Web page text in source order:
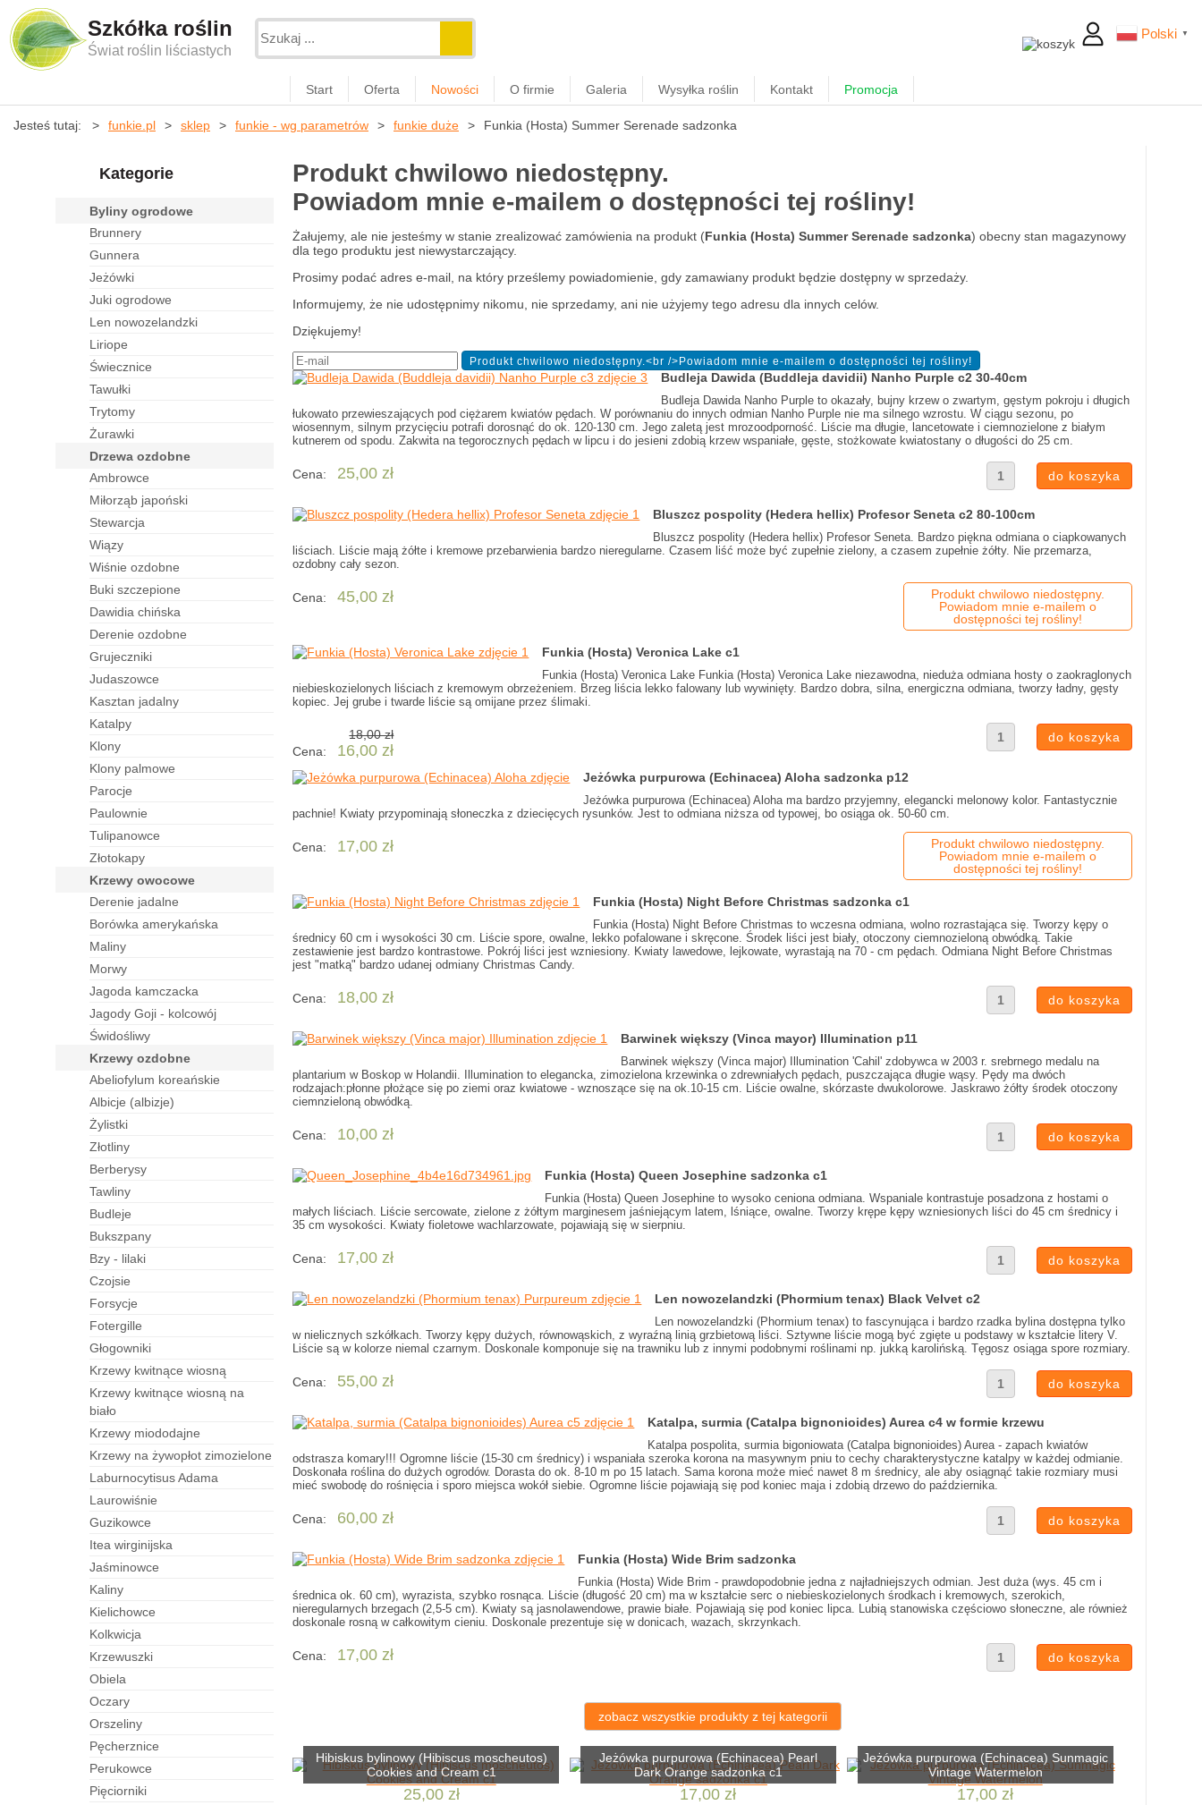
Szkółka roślin
Świat roślin liściastych
Polski ▼
Start Oferta Nowości O firmie Galeria Wysyłka roślin Kontakt Promocja
Jesteś tutaj: funkie.pl sklep funkie - wg parametrów funkie duże Funkia (Hosta) Summer Serenade sadzonka
Kategorie
byliny ogrodowe
brunnery
gunnera
jeżówki
juki ogrodowe
len nowozelandzki
liriope
świecznice
tawułki
trytomy
żurawki
drzewa ozdobne
ambrowce
miłorząb japoński
stewarcja
wiązy
wiśnie ozdobne
buki szczepione
dawidia chińska
derenie ozdobne
grujeczniki
judaszowce
kasztan jadalny
katalpy
klony
klony palmowe
parocje
paulownie
tulipanowce
złotokapy
krzewy owocowe
derenie jadalne
borówka amerykańska
maliny
morwy
jagoda kamczacka
jagody Goji - kolcowój
świdośliwy
krzewy ozdobne
abeliofylum koreańskie
albicje (albizje)
żylistki
złotliny
berberysy
tawliny
budleje
bukszpany
bzy - lilaki
czojsie
forsycje
fotergille
Głogowniki
Krzewy kwitnące wiosną
Krzewy kwitnące wiosną na
biało
Krzewy miododajne
Krzewy na żywopłot zimozielone
laburnocytisus Adama
laurowiśnie
guzikowce
itea wirginijska
jaśminowce
kaliny
kielichowce
kolkwicja
krzewuszki
obiela
oczary
orszeliny
pęcherznice
perukowce
pięciorniki
Produkt chwilowo niedostępny.
Powiadom mnie e-mailem o dostępności tej rośliny!
Żałujemy, ale nie jesteśmy w stanie zrealizować zamówienia na produkt (Funkia (Hosta) Summer Serenade sadzonka) obecny stan magazynowy
dla tego produktu jest niewystarczający.
Prosimy podać adres e-mail, na który prześlemy powiadomienie, gdy zamawiany produkt będzie dostępny w sprzedaży.
Informujemy, że nie udostępnimy nikomu, nie sprzedamy, ani nie użyjemy tego adresu dla innych celów.
Dziękujemy!
Budleja Dawida (Buddleja davidii) Nanho Purple c2 30-40cm
Budleja Dawida Nanho Purple to okazały, bujny krzew o zwartym, gęstym pokroju i długich
łukowato przewieszających pod ciężarem kwiatów pędach. W porównaniu do innych odmian Nanho Purple nie ma silnego wzrostu. W ciągu sezonu, po
wiosennym, silnym przycięciu potrafi dorosnąć do ok. 120-130 cm. Jego zaletą jest mrozoodporność. Liście ma długie, lancetowate i ciemnozielone z białym
kutnerem od spodu. Zakwita na tegorocznych pędach w lipcu i do jesieni zdobią krzew wspaniałe, gęste, stożkowate kwiatostany o długości do 25 cm.
Cena: 25,00 zł
Bluszcz pospolity (Hedera hellix) Profesor Seneta c2 80-100cm
Bluszcz pospolity (Hedera hellix) Profesor Seneta. Bardzo piękna odmiana o ciapkowanych
liściach. Liście mają żółte i kremowe przebarwienia bardzo nieregularne. Czasem liść może być zupełnie zielony, a czasem zupełnie żółty. Nie przemarza,
ozdobny cały sezon.
Cena: 45,00 zł
Produkt chwilowo niedostępny.
Powiadom mnie e-mailem o
dostępności tej rośliny!
Funkia (Hosta) Veronica Lake c1
Funkia (Hosta) Veronica Lake Funkia (Hosta) Veronica Lake niezawodna, nieduża odmiana hosty o zaokraglonych
niebieskozielonych liściach z kremowym obrzeżeniem. Brzeg liścia lekko falowany lub wywinięty. Bardzo dobra, silna, energiczna odmiana, tworzy ładny, gęsty
kopiec. Jej grube i twarde liście są omijane przez ślimaki.
18,00 zł
Cena:
16,00 zł
Jeżówka purpurowa (Echinacea) Aloha sadzonka p12
Jeżówka purpurowa (Echinacea) Aloha ma bardzo przyjemny, elegancki melonowy kolor. Fantastycznie
pachnie! Kwiaty przypominają słoneczka z dziecięcych rysunków. Jest to odmiana niższa od typowej, bo osiąga ok. 50-60 cm.
Cena: 17,00 zł
Produkt chwilowo niedostępny.
Powiadom mnie e-mailem o
dostępności tej rośliny!
Funkia (Hosta) Night Before Christmas sadzonka c1
Funkia (Hosta) Night Before Christmas to wczesna odmiana, wolno rozrastająca się. Tworzy kępy o
średnicy 60 cm i wysokości 30 cm. Liście spore, owalne, lekko pofalowane i skręcone. Środek liści jest biały, otoczony ciemnozieloną obwódką. Takie
zestawienie jest bardzo kontrastowe. Pokrój liści jest wzniesiony. Kwiaty lawedowe, lejkowate, wyrastają na 70 - cm pędach. Odmiana Night Before Christmas
jest "matką" bardzo udanej odmiany Christmas Candy.
Cena: 18,00 zł
Barwinek większy (Vinca mayor) Illumination p11
Barwinek większy (Vinca major) Illumination 'Cahil' zdobywca w 2003 r. srebrnego medalu na
plantarium w Boskop w Holandii. Illumination to elegancka, zimozielona krzewinka o zdrewniałych pędach, puszczająca długie wąsy. Pędy ma dwóch
rodzajach:płonne płożące się po ziemi oraz kwiatowe - wznoszące się na ok.10-15 cm. Liście owalne, skórzaste dwukolorowe. Jaskrawo żółty środek otoczony
ciemnzieloną obwódką.
Cena: 10,00 zł
Funkia (Hosta) Queen Josephine sadzonka c1
Funkia (Hosta) Queen Josephine to wysoko ceniona odmiana. Wspaniale kontrastuje posadzona z hostami o
małych liściach. Liście sercowate, zielone z żółtym marginesem jaśniejącym latem, lśniące, owalne. Tworzy krępe kępy wzniesionych liści do 45 cm średnicy i
35 cm wysokości. Kwiaty fioletowe wachlarzowate, pojawiają się w sierpniu.
Cena: 17,00 zł
Len nowozelandzki (Phormium tenax) Black Velvet c2
Len nowozelandzki (Phormium tenax) to fascynująca i bardzo rzadka bylina dostępna tylko
w nielicznych szkółkach. Tworzy kępy dużych, równowąskich, z wyraźną linią grzbietową liści. Sztywne liście mogą być zgięte u podstawy w kształcie litery V.
Liście są w kolorze niemal czarnym. Doskonale komponuje się na trawniku lub z innymi podobnymi roślinami np. jukką karolińską. Tęgosz osiąga spore rozmiary.
Cena: 55,00 zł
Katalpa, surmia (Catalpa bignonioides) Aurea c4 w formie krzewu
Katalpa pospolita, surmia bigoniowata (Catalpa bignonioides) Aurea - zapach kwiatów
odstrasza komary!!! Ogromne liście (15-30 cm średnicy) i wspaniała szeroka korona na masywnym pniu to cechy charakterystyczne katalpy w każdej odmianie.
Doskonała roślina do dużych ogrodów. Dorasta do ok. 8-10 m po 15 latach. Sama korona może mieć nawet 8 m średnicy, ale aby osiągnąć takie rozmiary musi
mieć swobodę do rośnięcia i sporo miejsca wokół siebie. Ogromne liście pojawiają się pod koniec maja i zdobią drzewo do października.
Cena: 60,00 zł
Funkia (Hosta) Wide Brim sadzonka
Funkia (Hosta) Wide Brim - prawdopodobnie jedna z najładniejszych odmian. Jest duża (wys. 45 cm i
średnica ok. 60 cm), wyrazista, szybko rosnąca. Liście (długość 20 cm) ma w kształcie serc o niebieskozielonych środkach i kremowych, szerokich,
nieregularnych brzegach (2,5-5 cm). Kwiaty są jasnolawendowe, prawie białe. Pojawiają się pod koniec lipca. Lubią stanowiska częściowo słoneczne, ale również
doskonale rosną w całkowitym cieniu. Doskonale prezentuje się w donicach, wazach, skrzynkach.
Cena: 17,00 zł
zobacz wszystkie produkty z tej kategorii
Hibiskus bylinowy (Hibiscus moscheutos)
Cookies and Cream c1
25,00 zł
Jeżówka purpurowa (Echinacea) Pearl
Dark Orange sadzonka c1
17,00 zł
Jeżówka purpurowa (Echinacea) Sunmagic
Vintage Watermelon
17,00 zł